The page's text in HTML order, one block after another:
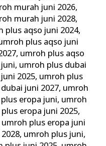
murah juni 2026,
murah juni 2028,
plus aqso juni 2024,
plus aqso juni
, umroh plus aqso
, umroh plus dubai
2025, umroh plus
juni 2027, umroh
eropa juni, umroh
eropa juni 2025,
umroh plus eropa juni
, umroh plus juni,